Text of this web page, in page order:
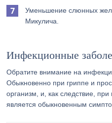
Уменьшение слюнных
Микулича.
Инфекционные
Обратите внимание на
Обыкновенно при гриппе и
организм, и, как следствие, при
является обыкновенным